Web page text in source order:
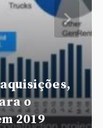
o
2019